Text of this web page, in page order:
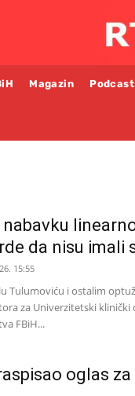
Magazin Podcast
nabavku
da nisu imali
15:55
Tulumoviću i ostalim
za Univerzitetski
FBiH...
oglas